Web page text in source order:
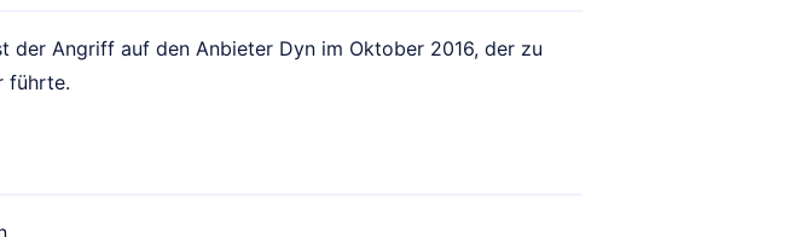
der Angriff auf den Anbieter Dyn im Oktober 2016, der zu
führte.